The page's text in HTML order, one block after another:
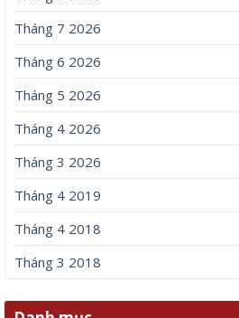
Tháng 7 2026
Tháng 6 2026
Tháng 5 2026
Tháng 4 2026
Tháng 3 2026
Tháng 4 2019
Tháng 4 2018
Tháng 3 2018